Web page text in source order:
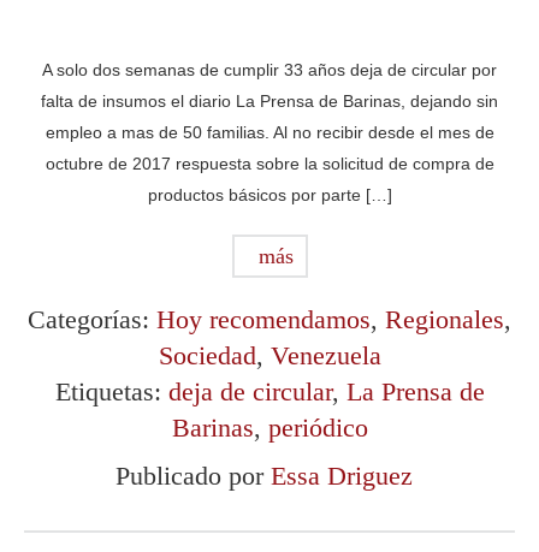
A solo dos semanas de cumplir 33 años deja de circular por
falta de insumos el diario La Prensa de Barinas, dejando sin
empleo a mas de 50 familias. Al no recibir desde el mes de
octubre de 2017 respuesta sobre la solicitud de compra de
productos básicos por parte […]
más
Categorías: Hoy recomendamos, Regionales,
Sociedad, Venezuela
Etiquetas: deja de circular, La Prensa de
Barinas, periódico
Publicado por Essa Driguez